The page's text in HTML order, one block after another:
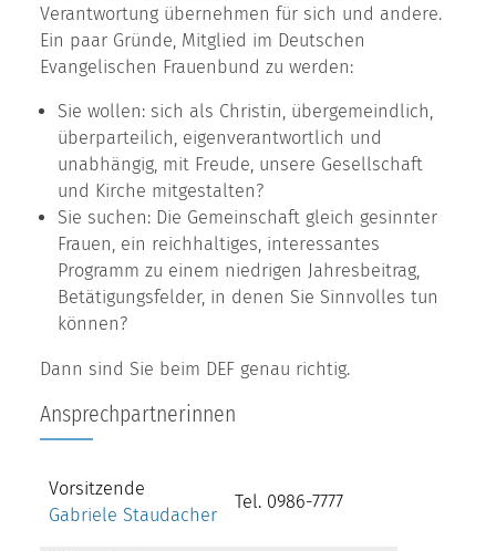
Verantwortung übernehmen für sich und andere.
Ein paar Gründe, Mitglied im Deutschen
Evangelischen Frauenbund zu werden:
Sie wollen: sich als Christin, übergemeindlich,
überparteilich, eigenverantwortlich und
unabhängig, mit Freude, unsere Gesellschaft
und Kirche mitgestalten?
Sie suchen: Die Gemeinschaft gleich gesinnter
Frauen, ein reichhaltiges, interessantes
Programm zu einem niedrigen Jahresbeitrag,
Betätigungsfelder, in denen Sie Sinnvolles tun
können?
Dann sind Sie beim DEF genau richtig.
Ansprechpartnerinnen
Vorsitzende
Gabriele Staudacher
Tel. 0986-7777